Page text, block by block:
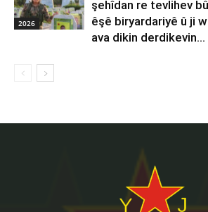
2026
şehîdan re tevlihev
êşê biryardariyê û ji
ava dikin derdikevin...